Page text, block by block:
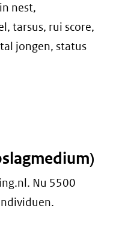
nest,
tarsus, rui score,
jongen, status
Nu 5500